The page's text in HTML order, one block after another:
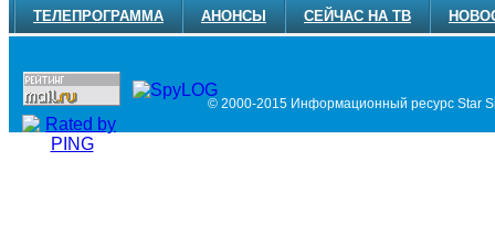
ТЕЛЕПРОГРАММА АНОНСЫ СЕЙЧАС НА ТВ
© 2000-2015 Информационный ресурс Star